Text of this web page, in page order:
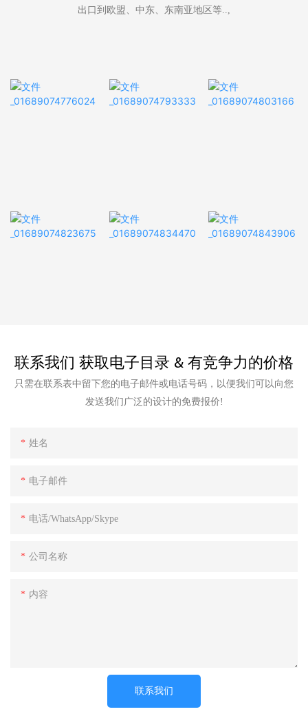
出口到欧盟、中东、东南亚地区等..,
联系我们 获取电子目录 & 有竞争力的价格
只需在联系表中留下您的电子邮件或电话号码，以便我们可以向您
发送我们广泛的设计的免费报价!
姓名
电子邮件
电话/WhatsApp/Skype
公司名称
内容
联系我们